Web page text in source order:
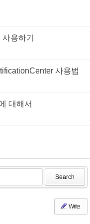
용하기
사용법
대해서
Search
Write